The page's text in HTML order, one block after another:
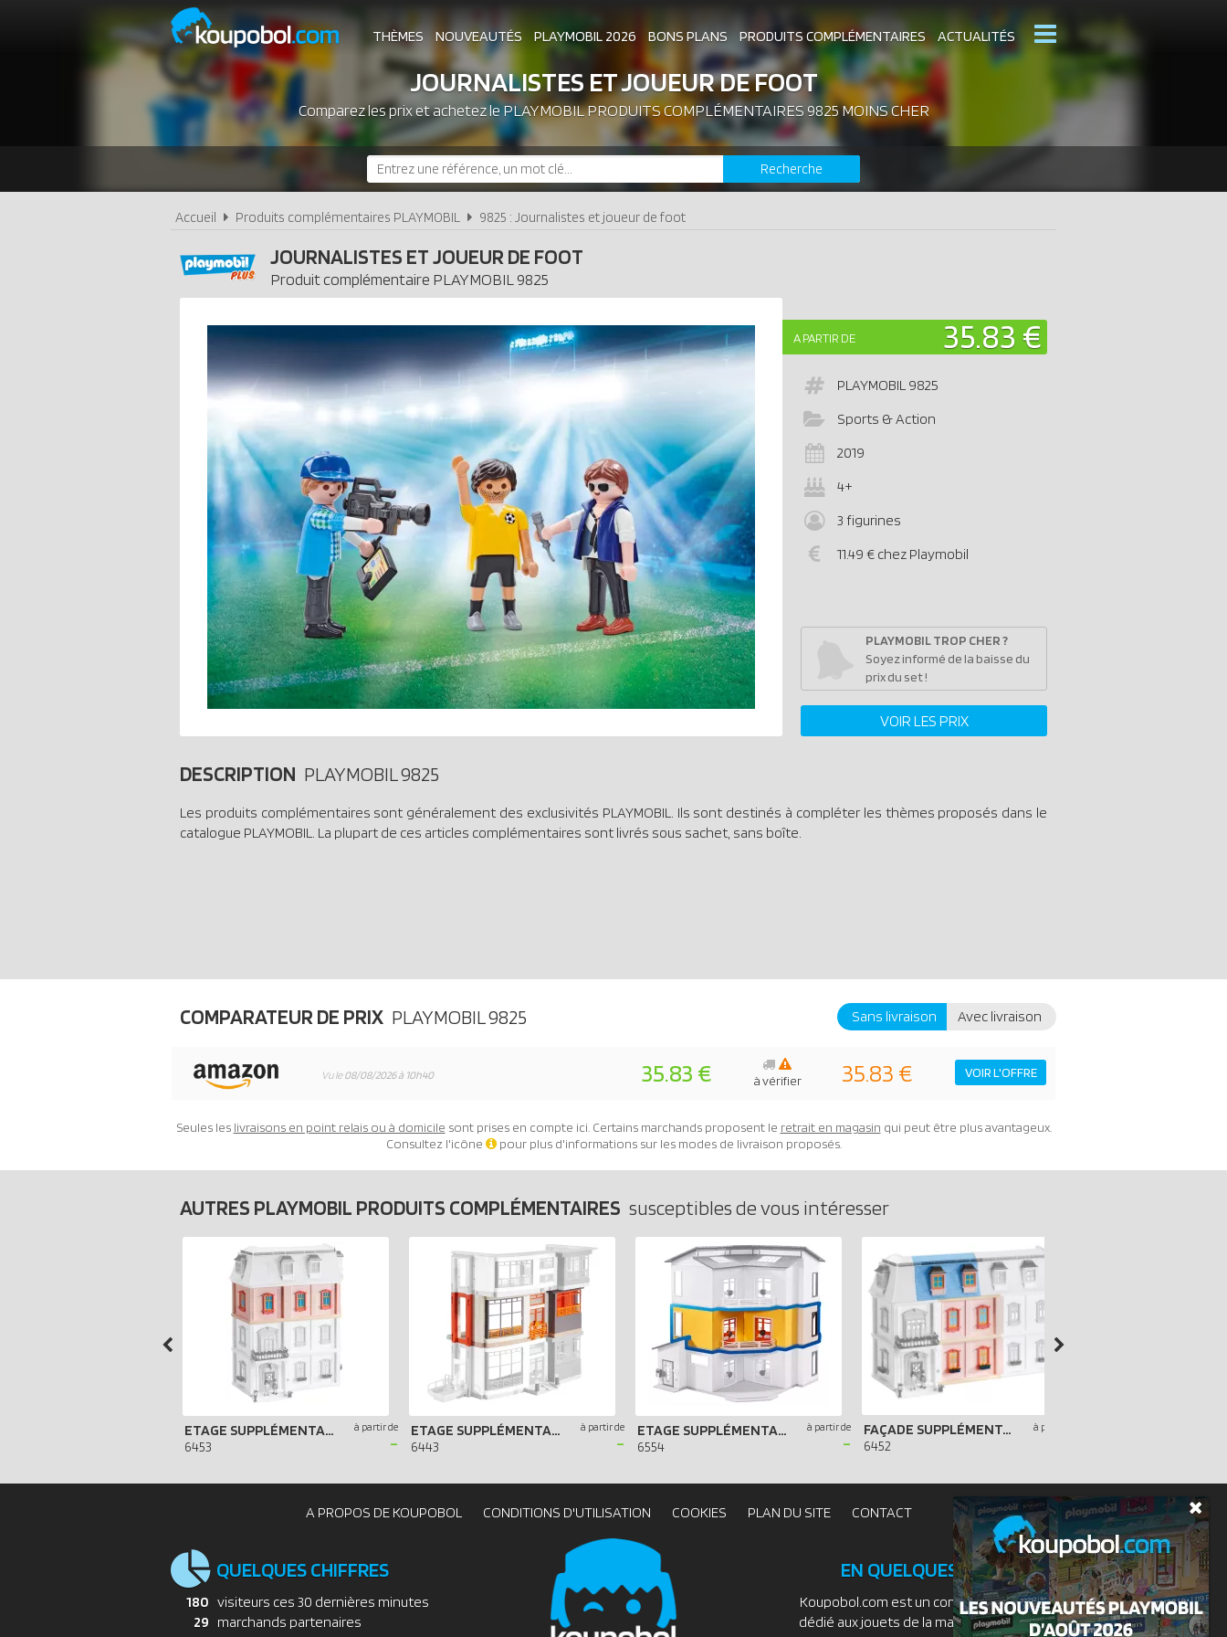
THÈMES NOUVEAUTÉS PLAYMOBIL 2026 BONS PLANS PRODUITS COMPLÉMENTAIRES ACTUALITÉS
ASSOCIATIONS DE FANS EXPOSITIONS PLAYMOBIL CATALOGUES PLAYMOBIL
LES PLAYMOBIL LES PLUS CHERS DERNIERS PLAYMOBIL AJOUTÉS
JOURNALISTES ET JOUEUR DE FOOT
Comparez les prix et achetez lePLAYMOBIL PRODUITS COMPLÉMENTAIRES 9825 MOINS CHER
Recherche
Accueil Produits complémentaires PLAYMOBIL 9825 : Journalistes et joueur de foot
JOURNALISTES ET JOUEUR DE FOOT
Produit complémentaire PLAYMOBIL 9825
A PARTIR DE 35.83 €
PLAYMOBIL 9825
Sports & Action
2019
4+
3 figurines
11.49 € chez Playmobil
PLAYMOBIL TROP CHER ?
Soyez informé de la baisse du
prix du set !
VOIR LES PRIX
DESCRIPTION PLAYMOBIL 9825
Les produits complémentaires sont généralement des exclusivités PLAYMOBIL. Ils sont destinés à compléter les thèmes proposés dans le
catalogue PLAYMOBIL. La plupart de ces articles complémentaires sont livrés sous sachet, sans boîte.
COMPARATEUR DE PRIX PLAYMOBIL 9825 Sans livraison Avec livraison
Vu le08/08/2026 à 10h40 35.83 € 35.83 € VOIR L'OFFRE
à vérifier
Seules les livraisons en point relais ou à domicile sont prises en compte ici. Certains marchands proposent le retrait en magasin qui peut être plus avantageux.
Consultez l'icône
pour plus d'informations sur les modes de livraison proposés.
AUTRES PLAYMOBIL PRODUITS COMPLÉMENTAIRES susceptibles de vous intéresser
ETAGE SUPPLÉMENTAIRE POUR MAISON TRADITIONNELLE
6453
à partir de
-
ETAGE SUPPLÉMENTAIRE POUR HÔPITAL PÉDIATRIQUE
6443
à partir de
-
ETAGE SUPPLÉMENTAIRE POUR MAISON MODERNE
6554
à partir de
-
FAÇADE SUPPLÉMENTAIRE POUR MAISON TRADITIONNELLE
6452
à partir de
A PROPOS DE KOUPOBOL CONDITIONS D'UTILISATION COOKIES PLAN DU SITE CONTACT
EN QUELQUES MOTS
Koupobol.com est un comparateur de prix
dédié aux jouets de la marque PLAYMOBIL.
QUELQUES CHIFFRES
180 visiteurs ces 30 dernières minutes
29 marchands partenaires